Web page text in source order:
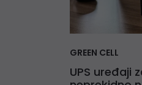
GREEN CELL
UPS uređaji